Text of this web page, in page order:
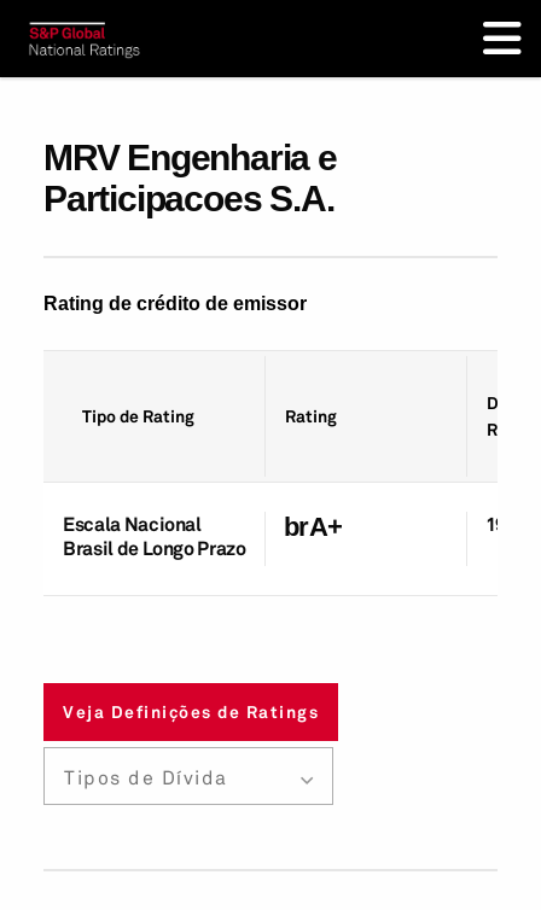
MRV Engenharia e
Participacoes S.A.
Rating de crédito de emissor
Tipo de Rating Rating
Data
Rating
Escala Nacional
Brasil de Longo Prazo
brA+ 19-
Veja Definições de Ratings
Tipos de Dívida